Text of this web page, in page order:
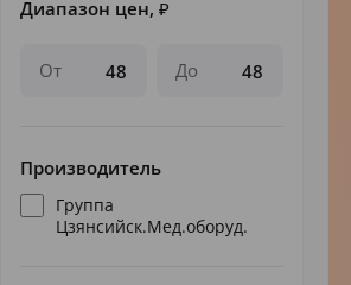
Диапазон цен, ₽
От До
Производитель
Группа
Цзянсийск.Мед.оборуд.